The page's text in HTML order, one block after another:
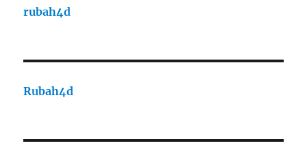
rubah4d
Rubah4d